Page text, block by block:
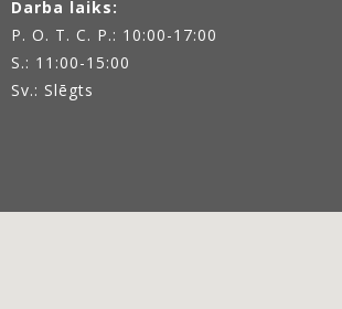
Darba laiks:
P. O. T. C. P.: 10:00-17:00
S.: 11:00-15:00
Sv.: Slēgts